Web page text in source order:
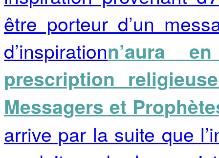
être porteur d’un
d’inspirationn’aura
prescription
Messagers et
arrive par la suite que